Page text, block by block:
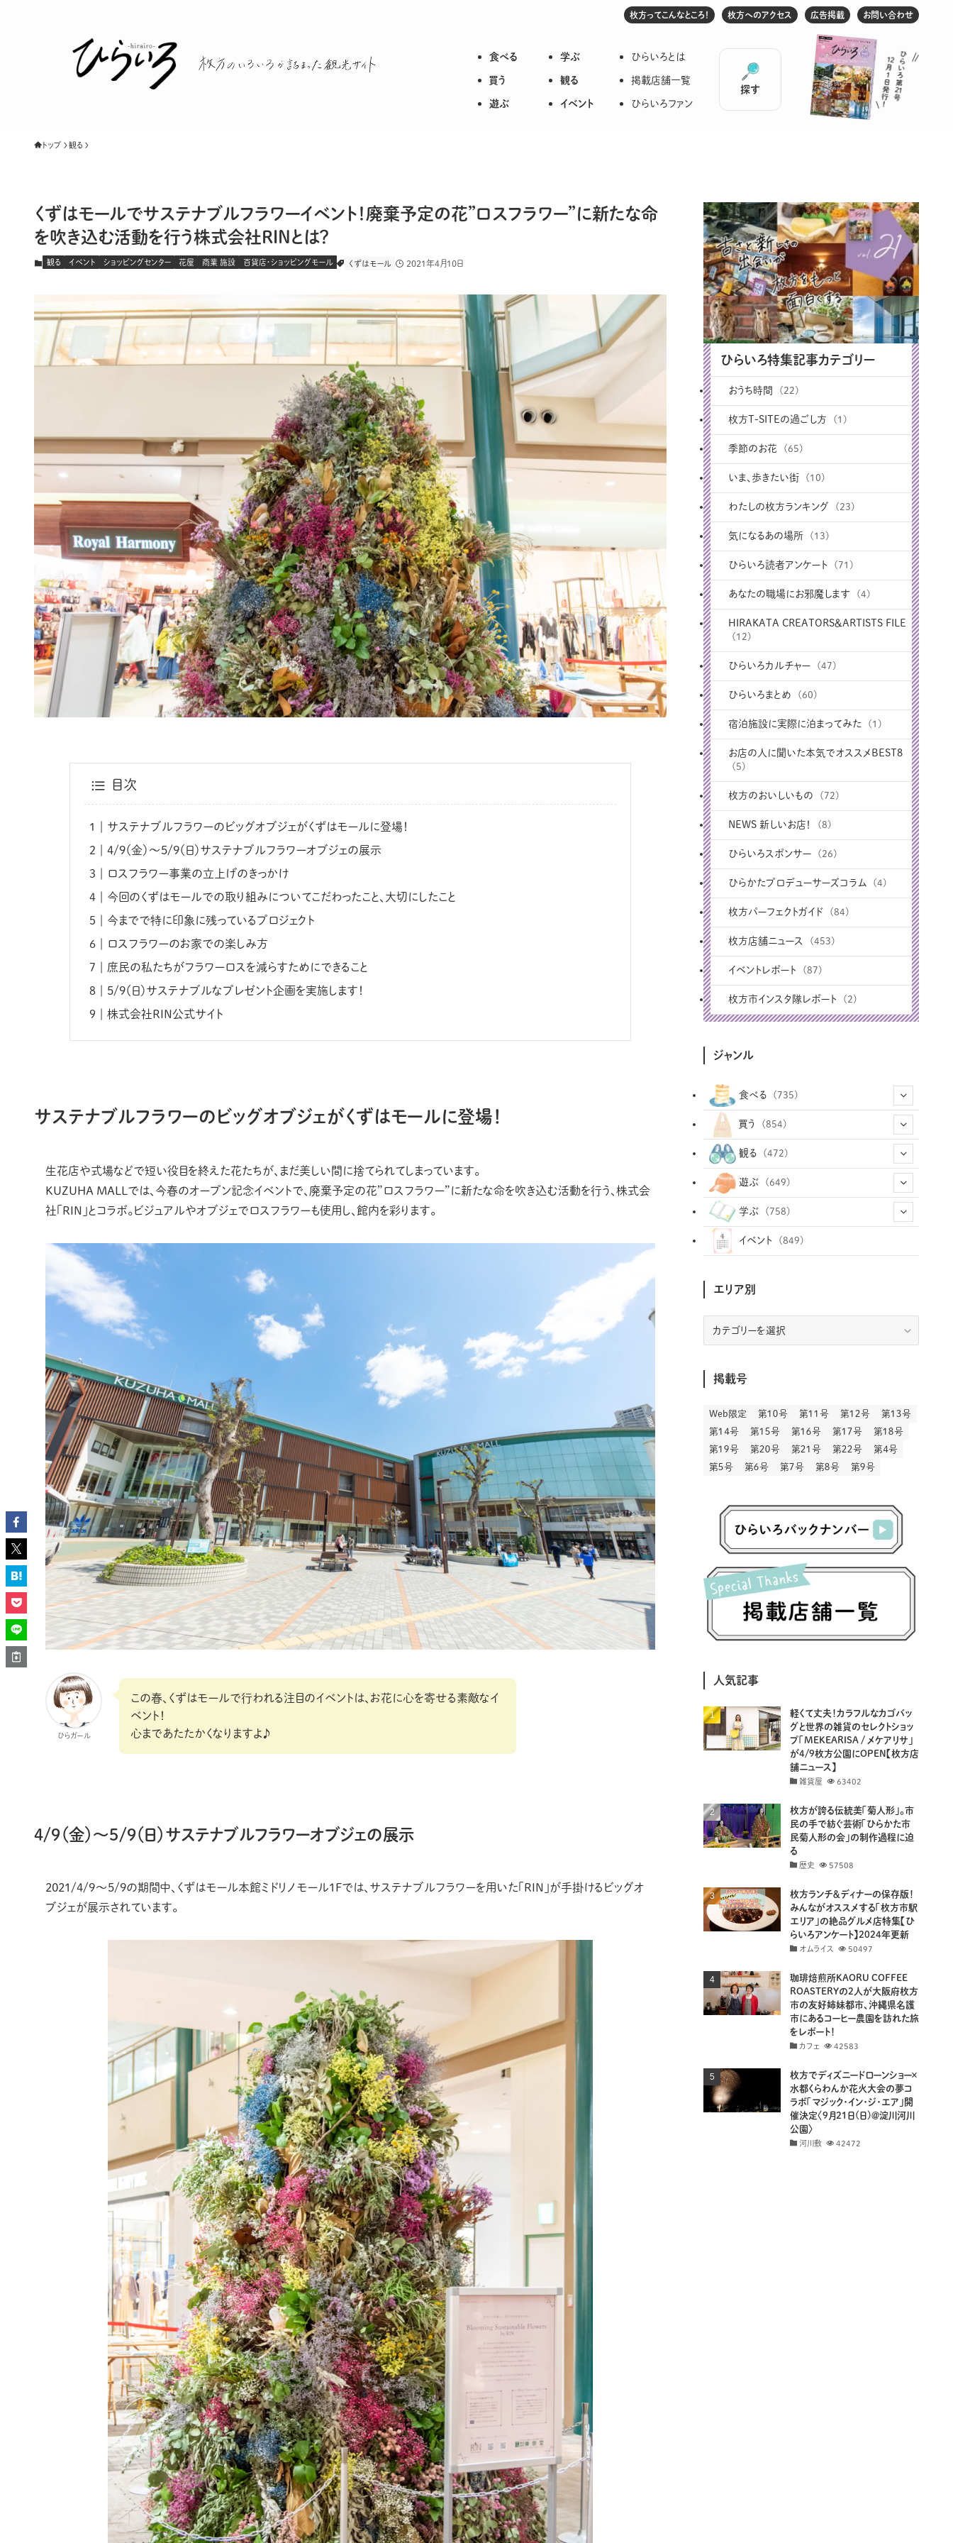
枚方のいろいろが詰まった観光サイト
食べる
買う
遊ぶ
学ぶ
観る
イベント
ひらいろとは
掲載店舗一覧
ひらいろファン
探す
枚方ってこんなところ！ 枚方へのアクセス 広告掲載 お問い合わせ
トップ 観る
くずはモールでサステナブルフラワーイベント！廃棄予定の花”ロスフラワー”に新たな命
を吹き込む活動を行う株式会社RINとは？
観る イベント ショッピングセンター 花屋 商業 施設 百貨店・ショッピングモール くずはモール 2021年4月10日
目次
サステナブルフラワーのビッグオブジェがくずはモールに登場！
4/9（金）～5/9（日）サステナブルフラワーオブジェの展示
ロスフラワー事業の立上げのきっかけ
今回のくずはモールでの取り組みについてこだわったこと、大切にしたこと
今までで特に印象に残っているプロジェクト
ロスフラワーのお家での楽しみ方
庶民の私たちがフラワーロスを減らすためにできること
5/9（日）サステナブルなプレゼント企画を実施します！
株式会社RIN公式サイト
サステナブルフラワーのビッグオブジェがくずはモールに登場！
生花店や式場などで短い役目を終えた花たちが、まだ美しい間に捨てられてしまっています。
KUZUHA MALLでは、今春のオープン記念イベントで、廃棄予定の花”ロスフラワー”に新たな命を吹き込む活動を行う、株式会
社「RIN」とコラボ。ビジュアルやオブジェでロスフラワーも使用し、館内を彩ります。
ひらガール
この春、くずはモールで行われる注目のイベントは、お花に心を寄せる素敵なイ
ベント！
心まであたたかくなりますよ♪
4/9（金）～5/9（日）サステナブルフラワーオブジェの展示
2021/4/9〜5/9の期間中、くずはモール本館ミドリノモール1Fでは、サステナブルフラワーを用いた「RIN」が手掛けるビッグオ
ブジェが展示されています。
ひらいろ特集記事カテゴリー
おうち時間 (22)
枚方T-SITEの過ごし方 (1)
季節のお花 (65)
いま、歩きたい街 (10)
わたしの枚方ランキング (23)
気になるあの場所 (13)
ひらいろ読者アンケート (71)
あなたの職場にお邪魔します (4)
HIRAKATA CREATORS＆ARTISTS FILE
(12)
ひらいろカルチャー (47)
ひらいろまとめ (60)
宿泊施設に実際に泊まってみた (1)
お店の人に聞いた本気でオススメBEST8
(5)
枚方のおいしいもの (72)
NEWS 新しいお店！ (8)
ひらいろスポンサー (26)
ひらかたプロデューサーズコラム (4)
枚方パーフェクトガイド (84)
枚方店舗ニュース (453)
イベントレポート (87)
枚方市インスタ隊レポート (2)
ジャンル
食べる (735)
(12)
(36)
(9)
(33) (297)
(45)
(164)
(45)
(68)
(2)
(7)
(57)
(71)
(401)
(5)
(24)
(12)
(25)
(14)
(26)
(77)
(6)
(8)
(3)
(8)
(8)
(45)
(8)
(41)
(103)
(4)
(30)
(29)
(18)
買う (854)
(457)
(24)
(77)
(151)
(2)
(140)
観る (472)
(34)
(73)
(35)
(23) (83)
(44)
遊ぶ (649)
(14)
(9)
(29)
(1)
(2)
(1)
(5)
(50)
(30)
(2)
(20)
(17)
(5)
(79)
(53)
(3)
(12)
(334)
(24)
(86)
(29)
(73)
(30)
(7)
(19)
学ぶ (758)
(102)
(17)
(22)
(20)
(2)
(244)
(20)
イベント (849)
エリア別
別
掲載号
Web限定 第１０号 第１１号 第１２号
第１３号
第１４号
第１５号 第１６号 第１７号
第１８号
第１９号
第２０号 第２１号 第２２号
第４号
第５号
第６号 第７号 第８号 第９号
人気記事
軽くて丈夫！カラフルなカゴバッ
グと世界の雑貨のセレクトショッ
プ「MEKEARISA / メケアリサ」
が4/9枚方公園にOPEN【枚方店
舗ニュース】
雑貨屋 63402
枚方が誇る伝統美「菊人形」。市
民の手で紡ぐ芸術「ひらかた市
民菊人形の会」の制作過程に迫
る
歴史 57508
枚方ランチ＆ディナーの保存版！
みんながオススメする「枚方市駅
エリア」の絶品グルメ店特集【ひ
らいろアンケート】2024年更新
オムライス 50497
珈琲焙煎所KAORU COFFEE
ROASTERYの2人が大阪府枚方
市の友好姉妹都市、沖縄県名護
市にあるコーヒー農園を訪れた旅
をレポート！
カフェ 42583
枚方でディズニードローンショー×
水都くらわんか花火大会の夢コ
ラボ「マジック・イン・ジ・エア」開
催決定〈9月21日(日)＠淀川河川
公園〉
河川敷 42472